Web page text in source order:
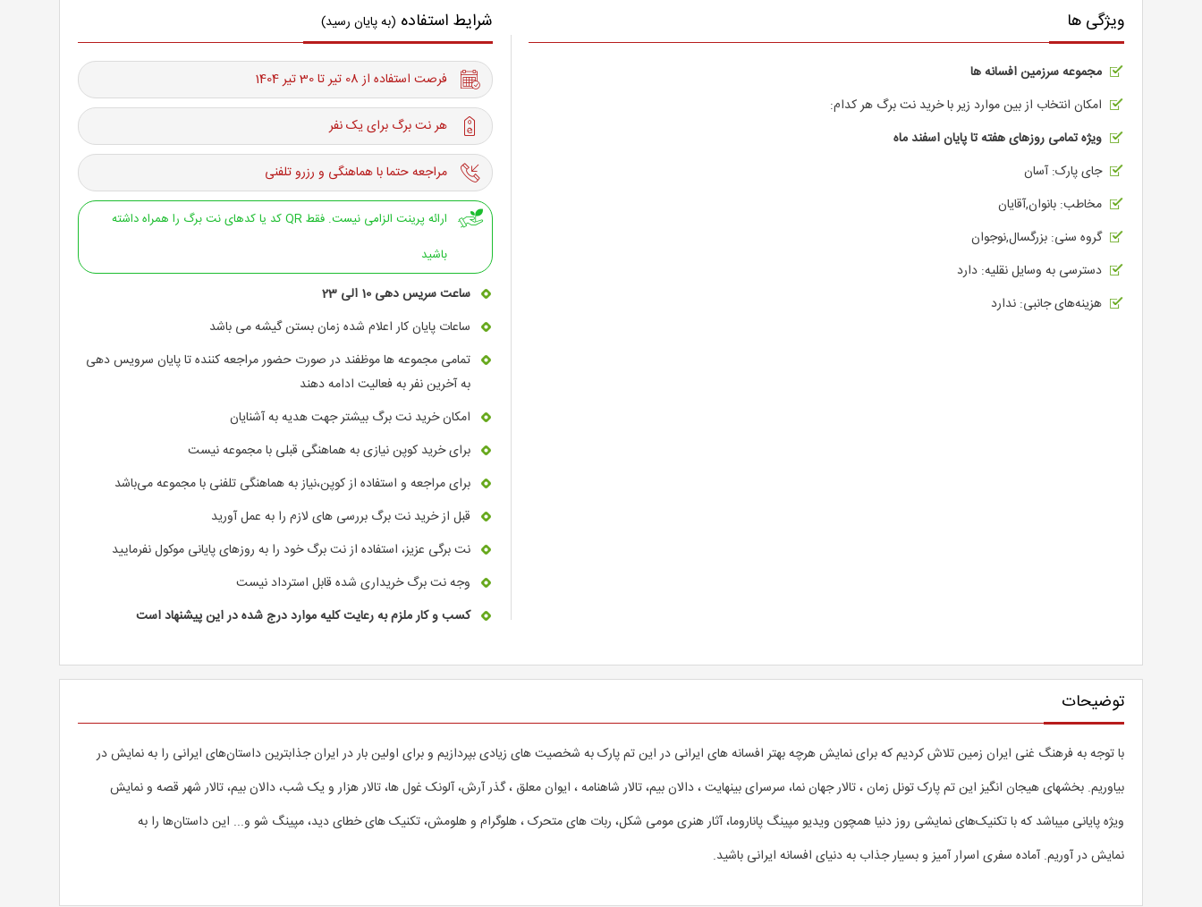
ویژگی ها
مجموعه سرزمین افسانه ها
امکان انتخاب از بین موارد زیر با خرید نت برگ هر کدام:
ویژه تمامی روزهای هفته تا پایان اسفند ماه
جای پارک: آسان
مخاطب: بانوان,آقایان
گروه سنی: بزرگسال,نوجوان
دسترسی به وسایل نقلیه: دارد
هزینه‌های جانبی: ندارد
شرایط استفاده (به پایان رسید)
فرصت استفاده از 08 تیر تا 30 تیر 1404
هر نت برگ برای یک نفر
مراجعه حتما با هماهنگی و رزرو تلفنی
ارائه پرینت الزامی نیست. فقط QR کد یا کدهای نت برگ را همراه داشته
باشید
ساعت سریس دهی 10 الی 23
ساعات پایان کار اعلام شده زمان بستن گیشه می باشد
تمامی مجموعه ها موظفند در صورت حضور مراجعه کننده تا پایان سرویس دهی
به آخرین نفر به فعالیت ادامه دهند
امکان خرید نت برگ بیشتر جهت هدیه به آشنایان
برای خرید کوپن نیازی به هماهنگی قبلی با مجموعه نیست
برای مراجعه و استفاده از کوپن،نیاز به هماهنگی تلفنی با مجموعه می‌باشد
قبل از خرید نت برگ بررسی های لازم را به عمل آورید
نت برگی عزیز، استفاده از نت برگ خود را به روزهای پایانی موکول نفرمایید
وجه نت برگ خریداری شده قابل استرداد نیست
کسب و کار ملزم به رعایت کلیه موارد درج شده در این پیشنهاد است
توضیحات
با توجه به فرهنگ غنی ایران زمین تلاش کردیم که برای نمایش هرچه بهتر افسانه های ایرانی در این تم پارک به شخصیت های زیادی بپردازیم و برای اولین بار در ایران جذابترين داستان‌های ایرانی را به نمایش در
بیاوریم. بخشهای هیجان انگیز این تم پارک تونل زمان ، تالار جهان نما، سرسرای بینهایت ، دالان بیم، تالار شاهنامه ، ایوان معلق ، گذر آرش، آلونک غول ها، تالار هزار و یک شب، دالان بیم، تالار شهر قصه و نمایش
ویژه پایانی میباشد که با تکنیک‌های نمایشی روز دنیا همچون ویدیو مپینگ پاناروما، آثار هنری مومی شکل، ربات های متحرک ، هلوگرام و هلومش، تکنیک های خطای دید، مپینگ شو و... این داستان‌ها را به
نمایش در آوریم. آماده سفری اسرار آمیز و بسیار جذاب به دنیای افسانه ایرانی باشید.